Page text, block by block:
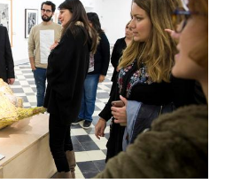
y tecnológica de la nueva